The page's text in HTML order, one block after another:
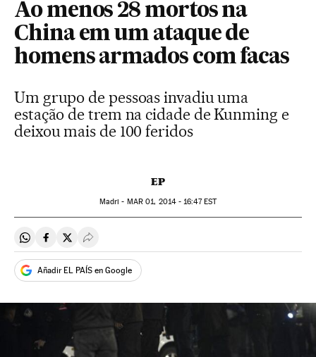
Ao menos 28 mortos na
China em um ataque de
homens armados com facas
Um grupo de pessoas invadiu uma
estação de trem na cidade de Kunming e
deixou mais de 100 feridos
EP
Madri - MAR 01, 2014 - 16:47EST
Compartir en Whatsapp
Compartir en Facebook
Compartir en Twitter
Desplegar Redes Sociales
Añadir EL PAÍS en Google